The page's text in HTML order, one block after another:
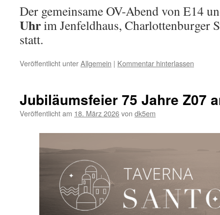
Der gemeinsame OV-Abend von E14
Uhrim Jenfeldhaus, Charlottenburger
statt.
Veröffentlicht unterAllgemein | Kommentar hinterlassen
Jubiläumsfeier 75 Jahre Z07
Veröffentlicht am 18. März 2026von dk5em